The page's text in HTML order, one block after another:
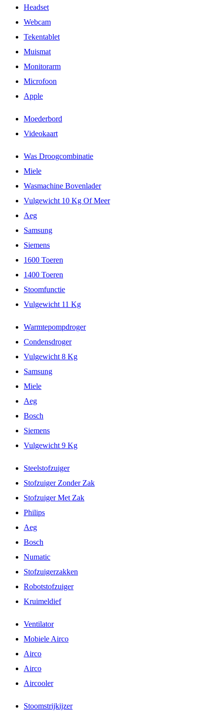
Headset
Webcam
Tekentablet
Muismat
Monitorarm
Microfoon
Apple
Moederbord
Videokaart
Was Droogcombinatie
Miele
Wasmachine Bovenlader
Vulgewicht 10 Kg Of Meer
Aeg
Samsung
Siemens
1600 Toeren
1400 Toeren
Stoomfunctie
Vulgewicht 11 Kg
Warmtepompdroger
Condensdroger
Vulgewicht 8 Kg
Samsung
Miele
Aeg
Bosch
Siemens
Vulgewicht 9 Kg
Steelstofzuiger
Stofzuiger Zonder Zak
Stofzuiger Met Zak
Philips
Aeg
Bosch
Numatic
Stofzuigerzakken
Robotstofzuiger
Kruimeldief
Ventilator
Mobiele Airco
Airco
Airco
Aircooler
Stoomstrijkijzer